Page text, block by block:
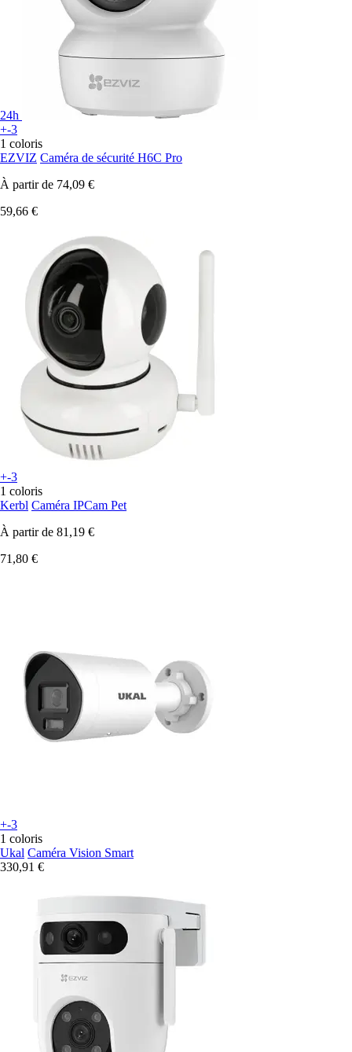
24h
+-3
1 coloris
EZVIZ Caméra de sécurité H6C Pro
À partir de 74,09 €
59,66 €
+-3
1 coloris
Kerbl Caméra IPCam Pet
À partir de 81,19 €
71,80 €
+-3
1 coloris
Ukal Caméra Vision Smart
330,91 €